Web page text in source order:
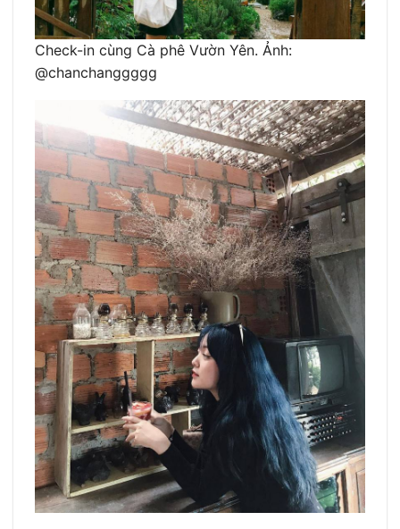
Check-in cùng Cà phê Vườn Yên. Ảnh:
@chanchanggggg